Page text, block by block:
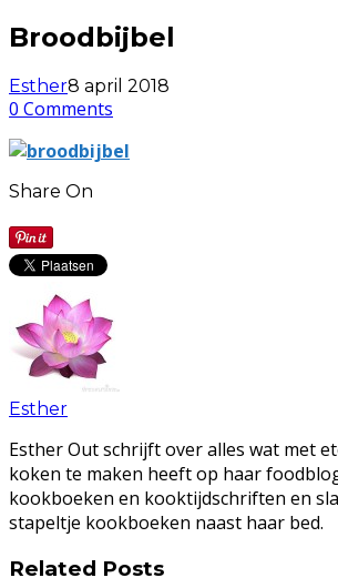
Broodbijbel
Esther8 april 2018
0 Comments
Share On
Esther
Esther Out schrijft over alles wat met
koken te maken heeft op haar
kookboeken en kooktijdschriften en
stapeltje kookboeken naast haar bed.
Related Posts